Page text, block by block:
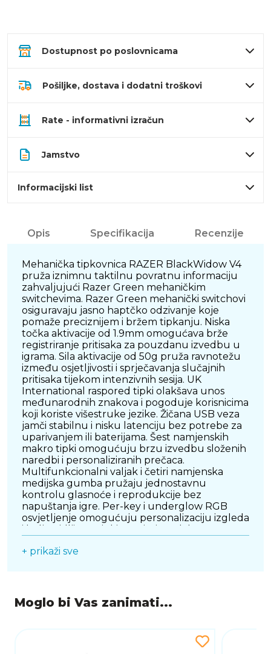
Dostupnost po poslovnicama
Pošiljke, dostava i dodatni troškovi
Rate - informativni izračun
Jamstvo
Informacijski list
Opis Specifikacija Recenzije
Mehanička tipkovnica RAZER BlackWidow V4
pruža iznimnu taktilnu povratnu informaciju
zahvaljujući Razer Green mehaničkim
switchevima. Razer Green mehanički switchovi
osiguravaju jasno haptčko odzivanje koje
pomaže preciznijem i bržem tipkanju. Niska
točka aktivacije od 1.9mm omogućava brže
registriranje pritisaka za pouzdanu izvedbu u
igrama. Sila aktivacije od 50g pruža ravnotežu
između osjetljivosti i sprječavanja slučajnih
pritisaka tijekom intenzivnih sesija. UK
International raspored tipki olakšava unos
međunarodnih znakova i pogoduje korisnicima
koji koriste višestruke jezike. Žičana USB veza
jamči stabilnu i nisku latenciju bez potrebe za
uparivanjem ili baterijama. Šest namjenskih
makro tipki omogućuju brzu izvedbu složenih
naredbi i personaliziranih prečaca.
Multifunkcionalni valjak i četiri namjenska
medijska gumba pružaju jednostavnu
kontrolu glasnoće i reprodukcije bez
napuštanja igre. Per-key i underglow RGB
osvjetljenje omogućuju personalizaciju izgleda
izgled i lako se uklapa u većinu gaming i radnih
+ prikaži sve
Moglo bi Vas zanimati...